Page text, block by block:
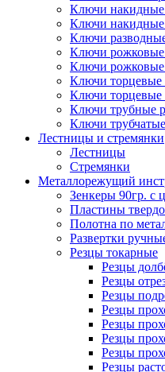
Ключи накидные
Ключи накидные
Ключи
Ключи рожковые
Ключи рожковые
Ключи торцевые
Ключи
Ключи трубные
Ключи трубчатые
Лестницы и стремянки
Лестницы
Стремянки
Металлорежущий
Зенкеры 90гр. с
Пластины
Полотна по
Развертки
Резцы токарные
Резцы
Резцы
Резцы
Резцы
Резцы
Резцы
Резцы
Резцы